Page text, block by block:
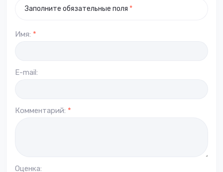
Заполните обязательные поля *
Имя: *
E-mail:
Комментарий: *
Оценка: